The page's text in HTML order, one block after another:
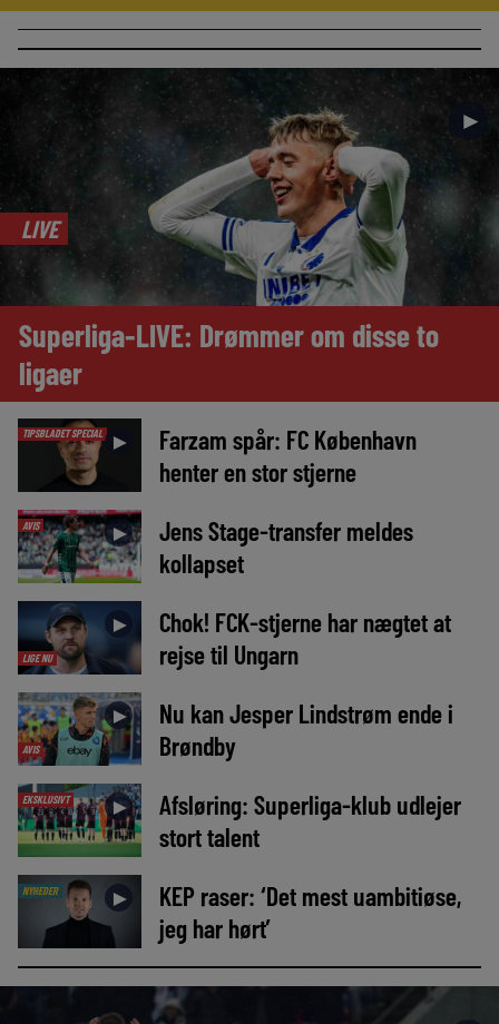
►
LIVE
Superliga-LIVE: Drømmer om disse to
ligaer
TIPSBLADET SPECIAL ►
Farzam spår: FC København
henter en stor stjerne
AVIS ►
Jens Stage-transfer meldes
kollapset
LIGE NU
►
Chok! FCK-stjerne har nægtet at
rejse til Ungarn
AVIS
►
Nu kan Jesper Lindstrøm ende i
Brøndby
EKSKLUSIVT ►
Afsløring: Superliga-klub udlejer
stort talent
NYHEDER ►
KEP raser: ‘Det mest uambitiøse,
jeg har hørt’